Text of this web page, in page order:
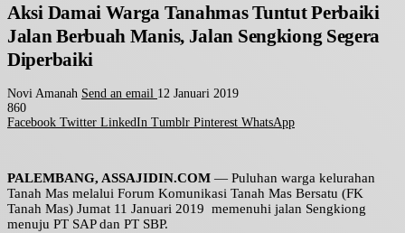
Aksi Damai Warga Tanahmas Tuntut Perbaiki
Jalan Berbuah Manis, Jalan Sengkiong Segera
Diperbaiki
Novi Amanah Send an email 12 Januari 2019
860
Facebook Twitter LinkedIn Tumblr Pinterest WhatsApp
PALEMBANG, ASSAJIDIN.COM — Puluhan warga kelurahan
Tanah Mas melalui Forum Komunikasi Tanah Mas Bersatu (FK
Tanah Mas) Jumat 11 Januari 2019 memenuhi jalan Sengkiong
menuju PT SAP dan PT SBP.